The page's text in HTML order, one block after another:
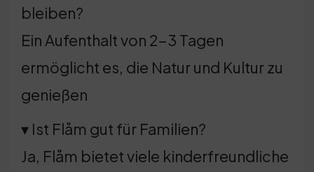
bleiben?
Ein Aufenthalt von 2-3 Tagen
ermöglicht es, die Natur und Kultur zu
genießen
▾ Ist Flåm gut für Familien?
Ja, Flåm bietet viele kinderfreundliche